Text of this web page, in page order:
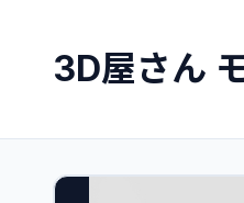
3D屋さん